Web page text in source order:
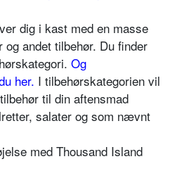
dig i kast med en masse
andet tilbehør. Du finder
Og
her. I tilbehørskategorien vil
til din aftensmad
salater og som nævnt
med Thousand Island